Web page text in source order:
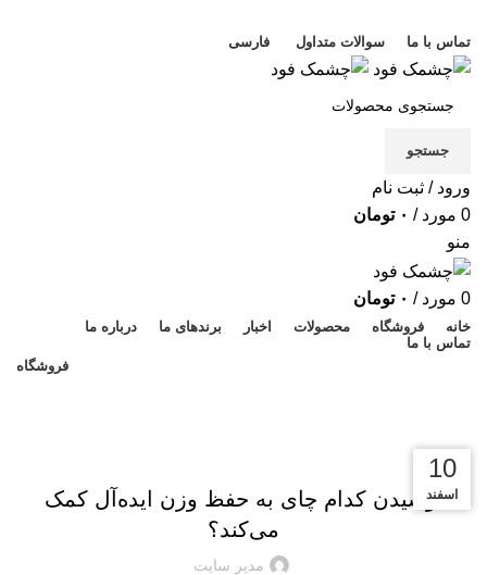
تماس با ما سوالات متداول فارسی
جستجو
ورود / ثبت نام
0 مورد / ۰ تومان
منو
0 مورد / ۰ تومان
خانه فروشگاه محصولات اخبار برندهای ما
درباره ما
تماس با ما
فروشگاه
نوشیدن کدام چای به حفظ وزن ایده‌آل کمک
می‌کند؟
مدیر سایت
07
تیر
24
بهمن
10
اسفند